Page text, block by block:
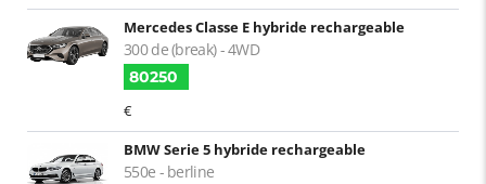
Mercedes Classe E hybride rechargeable
300 de (break) - 4WD
80250
€
BMW Serie 5 hybride rechargeable
550e - berline